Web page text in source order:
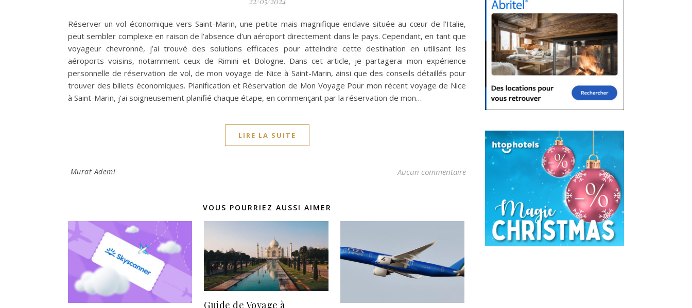
Réserver un vol économique vers Saint-Marin, une petite mais magnifique enclave située au cœur de l’Italie,
peut sembler complexe en raison de l’absence d’un aéroport directement dans le pays. Cependant, en tant que
voyageur chevronné, j’ai trouvé des solutions efficaces pour atteindre cette destination en utilisant les
aéroports voisins, notamment ceux de Rimini et Bologne. Dans cet article, je partagerai mon expérience
personnelle de réservation de vol, de mon voyage de Nice à Saint-Marin, ainsi que des conseils détaillés pour
trouver des billets économiques. Planification et Réservation de Mon Voyage Pour mon récent voyage de Nice
à Saint-Marin, j’ai soigneusement planifié chaque étape, en commençant par la réservation de mon…
LIRE LA SUITE
Murat Ademi Aucun commentaire
VOUS POURRIEZ AUSSI AIMER
Guide de Voyage à